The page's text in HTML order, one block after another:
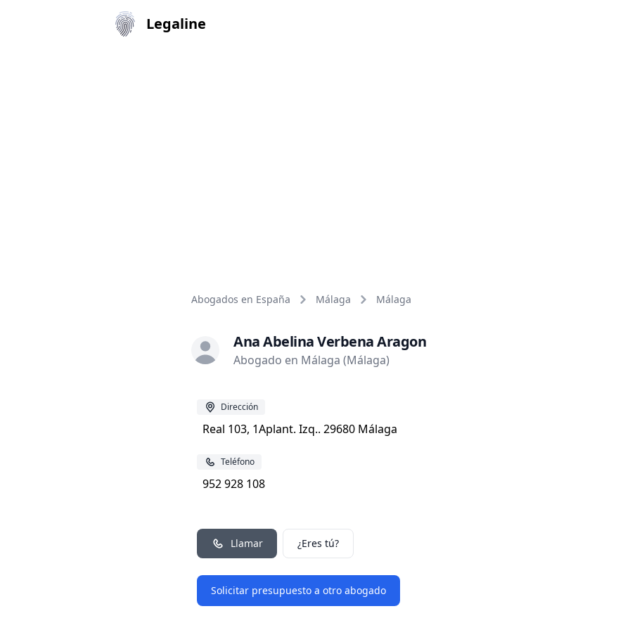
Legaline
Abogados en España Málaga Málaga
Ana Abelina Verbena Aragon
Abogado en Málaga (Málaga)
Dirección
Real 103, 1Aplant. Izq.. 29680 Málaga
Teléfono
952 928 108
Llamar ¿Eres tú?
Solicitar presupuesto a otro abogado